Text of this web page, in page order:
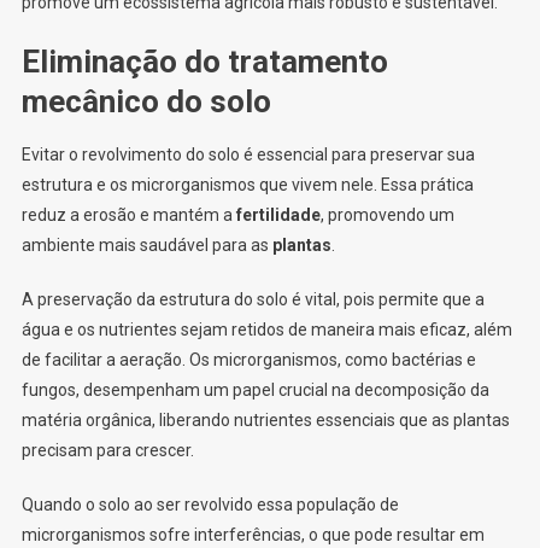
Eliminação do tratamento
mecânico do solo
Evitar o revolvimento do solo é essencial para preservar sua
estrutura e os microrganismos que vivem nele. Essa prática
reduz a erosão e mantém a fertilidade, promovendo um
ambiente mais saudável para as plantas
A preservação da estrutura do solo é vital, pois permite que a
água e os nutrientes sejam retidos de maneira mais eficaz, além
de facilitar a aeração. Os microrganismos, como bactérias e
fungos, desempenham um papel crucial na decomposição da
matéria orgânica, liberando nutrientes essenciais que as plantas
precisam para crescer.
Quando o solo ao ser revolvido essa população de
microrganismos sofre interferências, o que pode resultar em